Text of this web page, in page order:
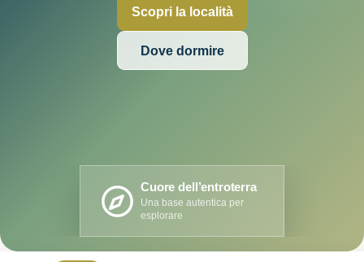
Scopri la località
Dove dormire
Cuore dell’entroterra
Una base autentica per
esplorare